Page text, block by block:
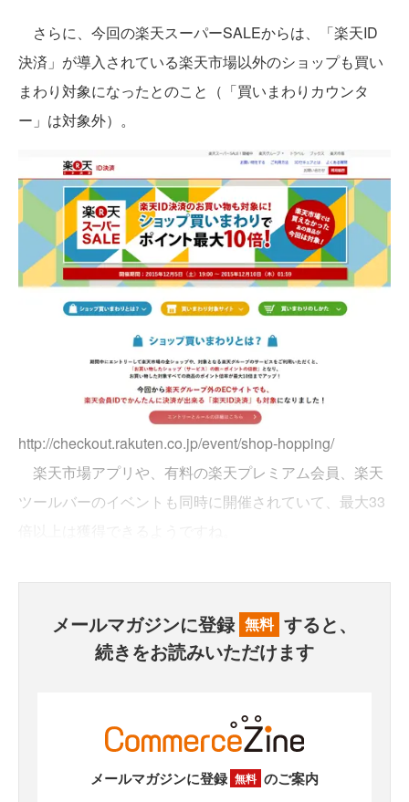
さらに、今回の楽天スーパーSALEからは、「楽天ID
決済」が導入されている楽天市場以外のショップも買い
まわり対象になったとのこと（「買いまわりカウンタ
ー」は対象外）。
http://checkout.rakuten.co.jp/event/shop-hopping/
楽天市場アプリや、有料の楽天プレミアム会員、楽天
ツールバーのイベントも同時に開催されていて、最大33
メールマガジンに登録 無料 すると、
続きをお読みいただけます
メールマガジンに登録 無料 のご案内